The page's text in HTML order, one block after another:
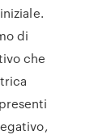
di
che